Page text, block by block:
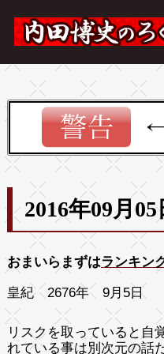
2016年09月05
おまいらまずはランキン
皇紀 2676年 9月5日
リスクを取っていると自
れている事は別次元の話だ